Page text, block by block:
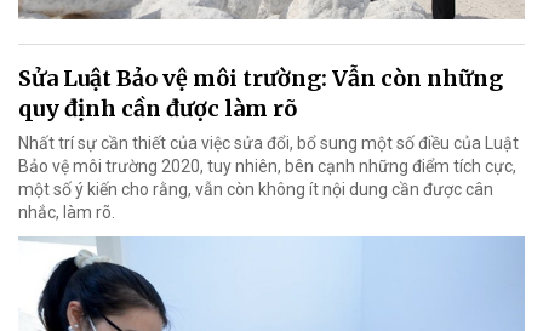
Sửa Luật Bảo vệ môi trường: Vẫn còn những
quy định cần được làm rõ
Nhất trí sự cần thiết của việc sửa đổi, bổ sung một số điều của Luật
Bảo vệ môi trường 2020, tuy nhiên, bên cạnh những điểm tích cực,
một số ý kiến cho rằng, vẫn còn không ít nội dung cần được cân
nhắc, làm rõ.